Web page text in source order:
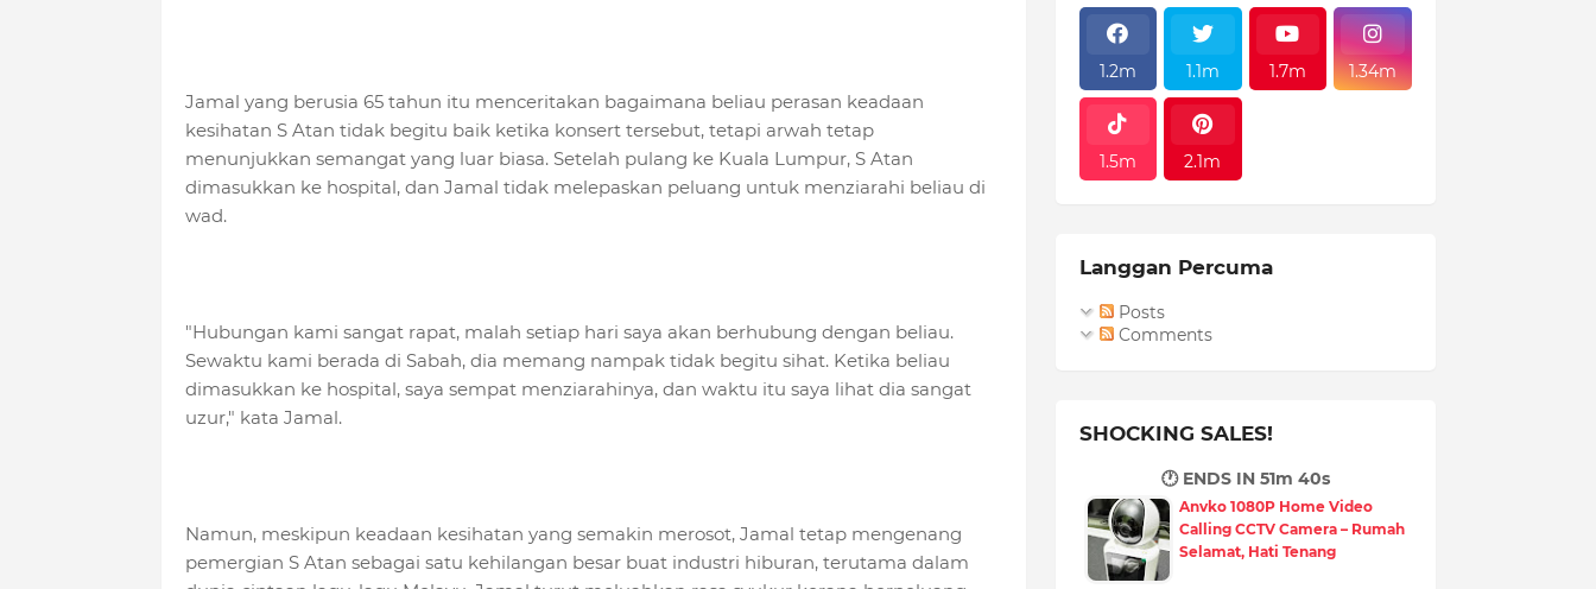
Jamal yang berusia 65 tahun itu menceritakan bagaimana beliau perasan keadaan
kesihatan S Atan tidak begitu baik ketika konsert tersebut, tetapi arwah tetap
menunjukkan semangat yang luar biasa. Setelah pulang ke Kuala Lumpur, S Atan
dimasukkan ke hospital, dan Jamal tidak melepaskan peluang untuk menziarahi beliau di
wad.
"Hubungan kami sangat rapat, malah setiap hari saya akan berhubung dengan beliau.
Sewaktu kami berada di Sabah, dia memang nampak tidak begitu sihat. Ketika beliau
dimasukkan ke hospital, saya sempat menziarahinya, dan waktu itu saya lihat dia sangat
uzur," kata Jamal.
Namun, meskipun keadaan kesihatan yang semakin merosot, Jamal tetap mengenang
pemergian S Atan sebagai satu kehilangan besar buat industri hiburan, terutama dalam
1.2m 1.1m 1.7m 1.34m
1.5m 2.1m
Langgan Percuma
Posts
Comments
SHOCKING SALES!
🕐 ENDS IN51m 38s
Anvko 1080P Home Video
Calling CCTV Camera – Rumah
Selamat, Hati Tenang